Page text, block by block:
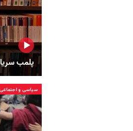
پلمب
سیاسی و اجتماعی